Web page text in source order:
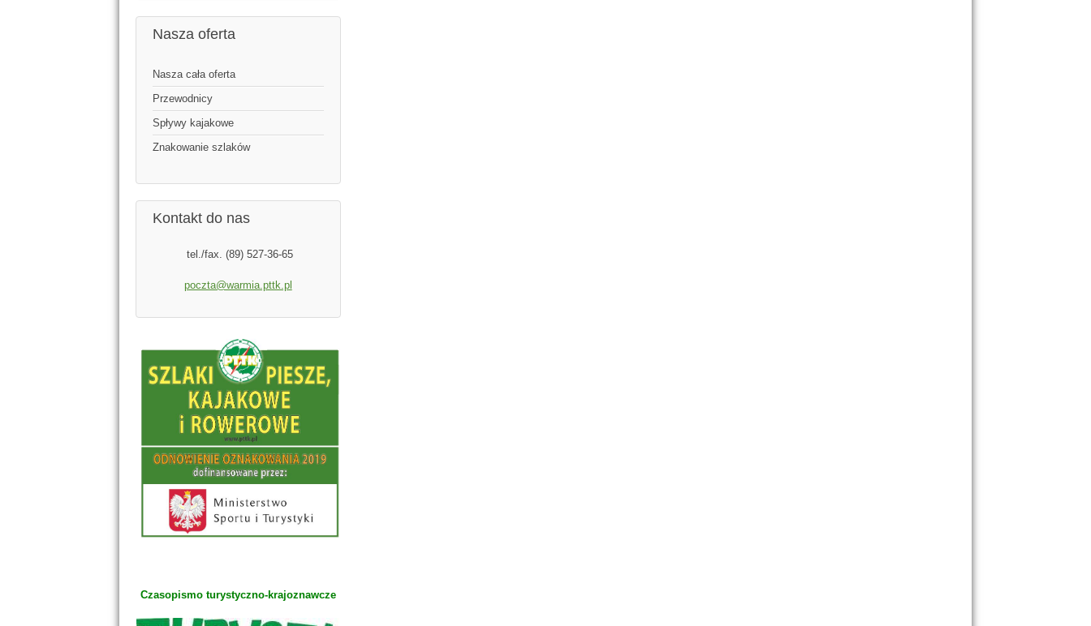
Nasza oferta
Nasza cała oferta
Przewodnicy
Spływy kajakowe
Znakowanie szlaków
Kontakt do nas
tel./fax. (89) 527-36-65
poczta@warmia.pttk.pl
Czasopismo turystyczno-krajoznawcze